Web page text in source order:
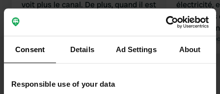
Consent Details Ad Settings About
Responsible use of your data
voit plus le canal. De plus, quand il est
électricité,
eaux
Cadre
et le vélo.
environ
Traduit par